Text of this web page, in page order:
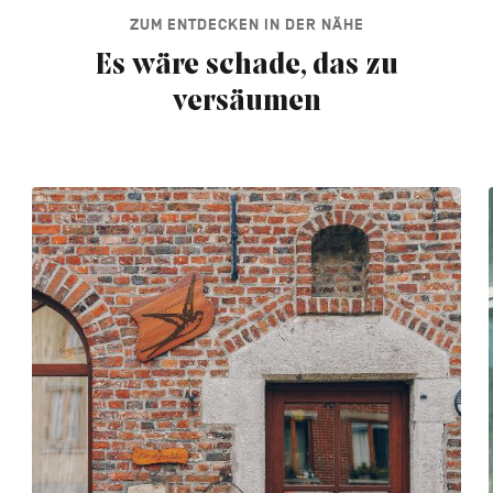
ZUM ENTDECKEN IN DER NÄHE
Es wäre schade, das zu
versäumen